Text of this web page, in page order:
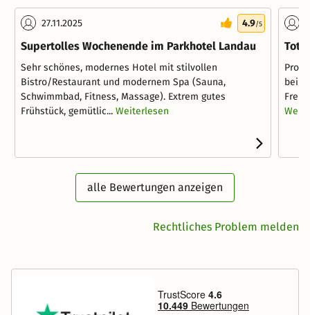
27.11.2025 4.9/5
Supertolles Wochenende im Parkhotel Landau
Sehr schönes, modernes Hotel mit stilvollen
Bistro/Restaurant und modernem Spa (Sauna,
Schwimmbad, Fitness, Massage). Extrem gutes
Frühstück, gemütlic... Weiterlesen
bei
alle Bewertungen anzeigen
Rechtliches Problem melden